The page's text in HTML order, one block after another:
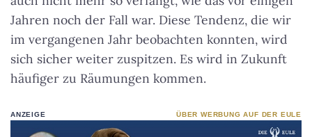
Jahren noch der Fall war. Diese Tendenz, die wir
im vergangenen Jahr beobachten konnten, wird
sich sicher weiter zuspitzen. Es wird in Zukunft
häufiger zu Räumungen kommen.
ANZEIGE ÜBER WERBUNG AUF DER EULE